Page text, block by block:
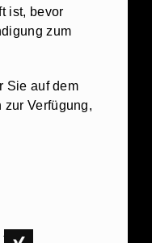
ist, bevor
zum
Sie auf dem
zur Verfügung,